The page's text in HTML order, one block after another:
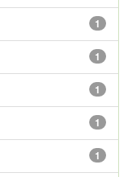
1
1
1
1
1